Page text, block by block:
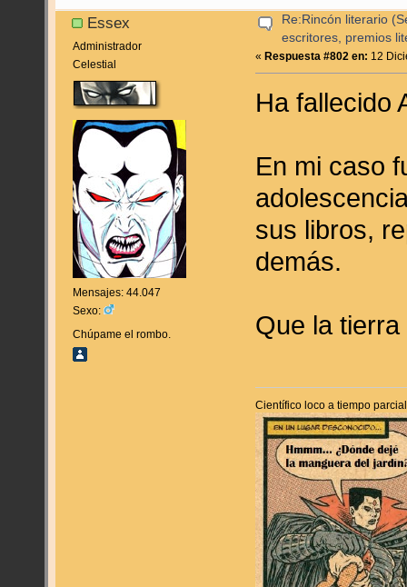
Essex
Administrador
Celestial
Mensajes: 44.047
Sexo:
Chúpame el rombo.
Re:Rincón literario
escritores, premios
«Respuesta #802 en: 12
Ha
En mi caso
sus libros,
demás.
Que la
Científico loco a tiempo